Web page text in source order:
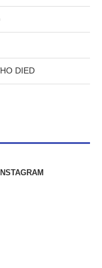
DIED
INSTAGRAM